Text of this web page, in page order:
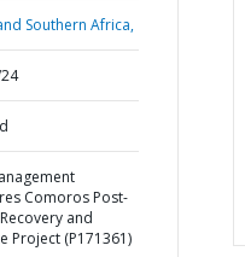
Southern Africa,
Comoros Post-
and
Project (P171361)